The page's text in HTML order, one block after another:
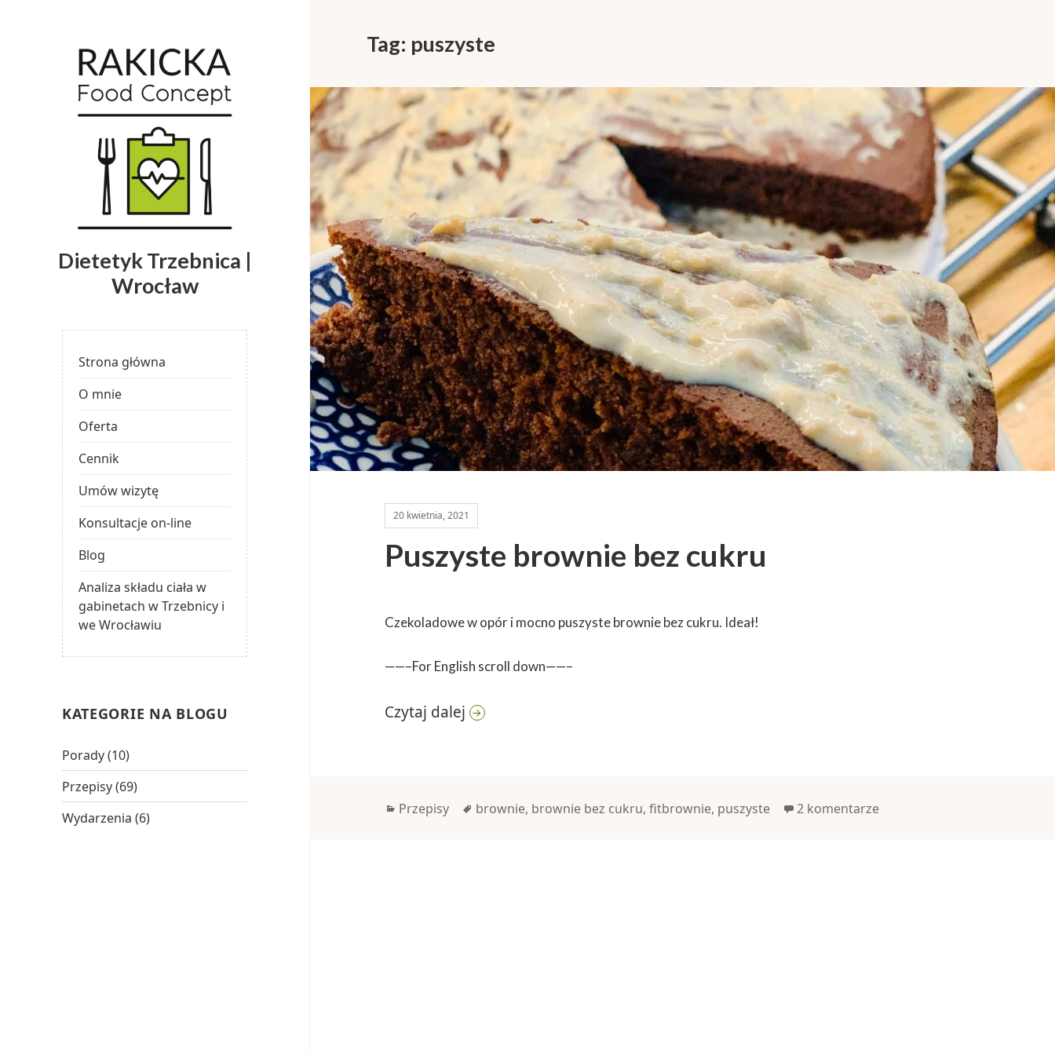
Dietetyk Trzebnica |
Wrocław
Strona główna
O mnie
Oferta
Cennik
Umów wizytę
Konsultacje on-line
Blog
Analiza składu ciała w
gabinetach w Trzebnicy i
we Wrocławiu
KATEGORIE NA BLOGU
Porady(10)
Przepisy(69)
Wydarzenia (6)
Tag: puszyste
20 kwietnia, 2021
Puszyste brownie bez cukru
Czekoladowe w opór i mocno puszyste brownie bez cukru. Ideał!
——–For English scroll down——–
Czytaj dalejPuszyste brownie bez cukru
Kategorie
Przepisy Tagi
brownie, brownie bez cukru,fitbrownie, puszyste 2 komentarze